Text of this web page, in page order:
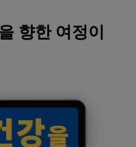
향한 여정이